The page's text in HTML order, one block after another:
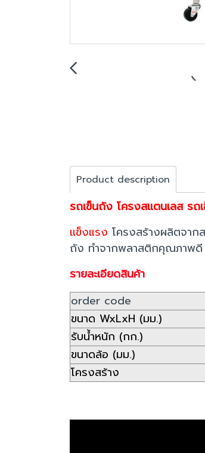
Product description
รถเข็นถัง โครงสแตนเลส ร
แข็งแรง โครงสร้างผลิตจา
ถัง ทำจากพลาสติกคุณภาพ
รายละเอียดสินค้า
order code
ขนาด WxLxH (มม.)
รับน้ำหนัก (กก.)
ขนาดล้อ (มม.)
โครงสร้าง